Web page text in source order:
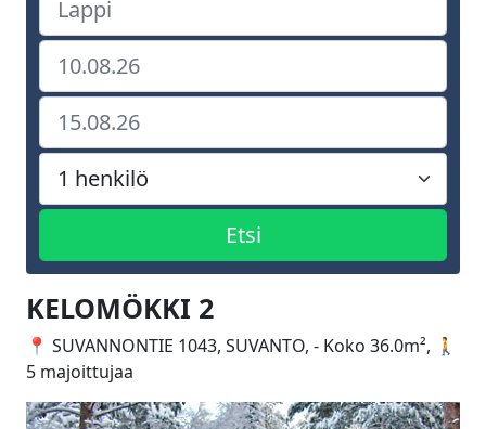
KELOMÖKKI 2
📍 SUVANNONTIE 1043, SUVANTO, - Koko 36.0m², 🚶
5 majoittujaa